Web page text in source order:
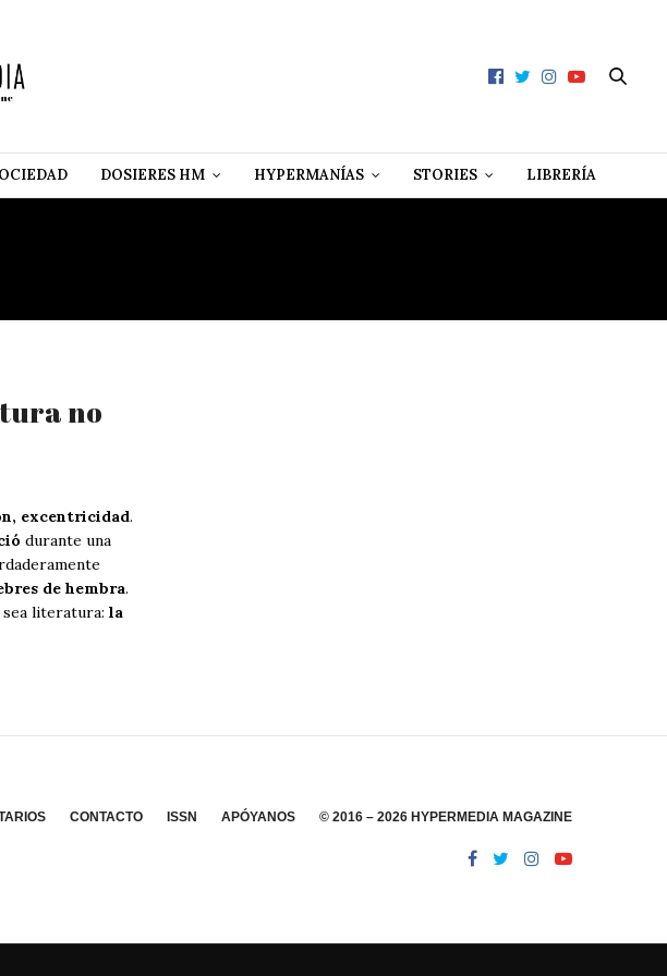
DOSIERES HM HYPERMANÍAS STORIES LIBRERÍA
no
excentricidad.
durante una
de hembra.
literatura: la
CONTACTO ISSN APÓYANOS © 2016 – 2026 HYPERMEDIA MAGAZINE